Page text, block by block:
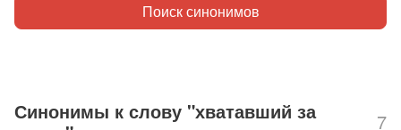
Поиск синонимов
Синонимы к слову "хватавший за
7